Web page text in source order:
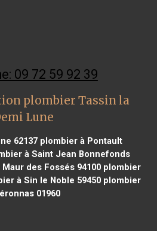
09 72 59 92 39
plombier Tassin la
Lune
62137 plombier à Pontault
à Saint Jean Bonnefonds
des Fossés 94100 plombier
à Sin le Noble 59450plombier
01960